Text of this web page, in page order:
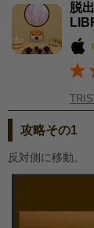
脱
攻略その1
反対側に移動。